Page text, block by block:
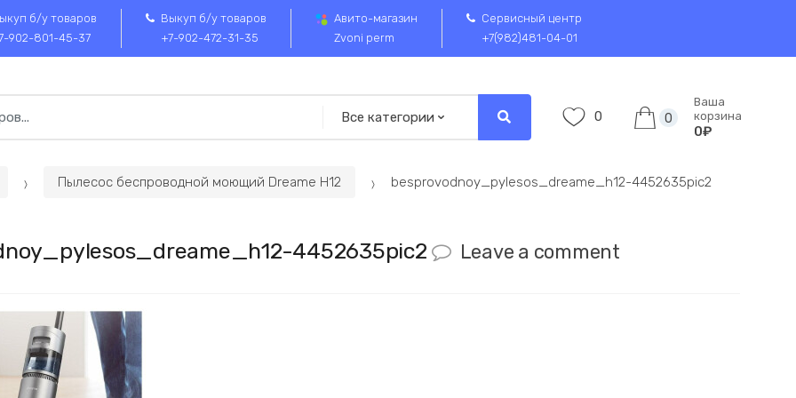
б/у товаров
902-801-45-37
Выкуп б/у товаров
+7-902-472-31-35
Авито-магазин
Zvoni perm
Сервисный центр
+7(982)481-04-01
0 0
Ваша
корзина
0₽
Пылесос беспроводной моющий Dreame H12 besprovodnoy_pylesos_dreame_h12-4452635pic2
4452635pic2 Leave a comment